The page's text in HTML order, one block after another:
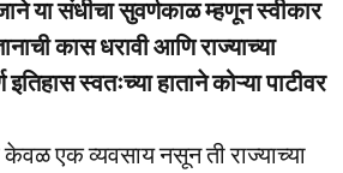
या संधीचा सुवर्णकाळ म्हणून स्वीकार
कास धरावी आणि राज्याच्या
स्वतःच्या हाताने कोऱ्या पाटीवर
केवळ एक व्यवसाय नसून ती राज्याच्या